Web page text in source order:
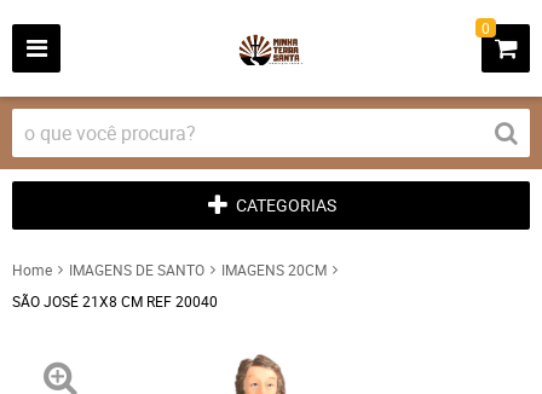
0
CATEGORIAS
Home IMAGENS DE SANTO
IMAGENS 20CM
SÃO JOSÉ 21X8 CM REF 20040